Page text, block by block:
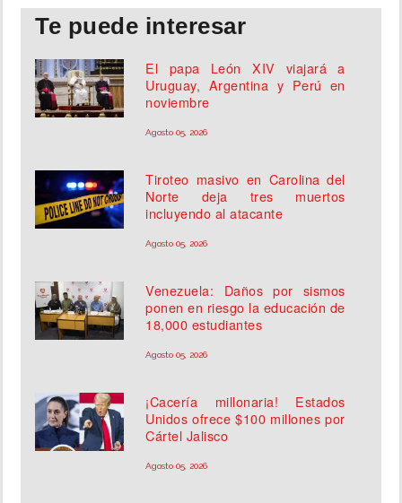
Te puede interesar
El papa León XIV viajará a
Uruguay, Argentina y Perú en
noviembre
Agosto 05, 2026
Tiroteo masivo en Carolina del
Norte deja tres muertos
incluyendo al atacante
Agosto 05, 2026
Venezuela: Daños por sismos
ponen en riesgo la educación de
18,000 estudiantes
Agosto 05, 2026
¡Cacería millonaria! Estados
Unidos ofrece $100 millones por
Cártel Jalisco
Agosto 05, 2026